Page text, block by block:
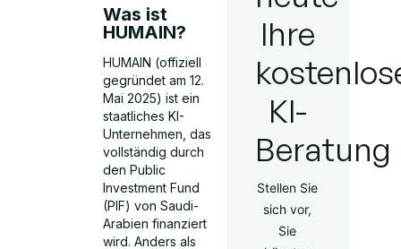
Was ist
HUMAIN?
HUMAIN (offiziell
gegründet am 12.
Mai 2025) ist ein
staatliches KI-
Unternehmen, das
vollständig durch
den Public
Investment Fund
(PIF) von Saudi-
Arabien finanziert
wird. Anders als
Ihre
KI-
Beratung
Stellen Sie
sich vor,
Sie